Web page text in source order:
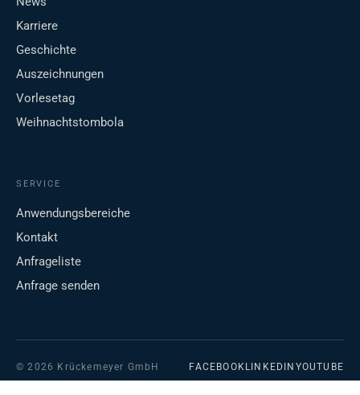
Karriere
Geschichte
Auszeichnungen
Vorlesetag
Weihnachtstombola
SERVICE
Anwendungsbereiche
Kontakt
Anfrageliste
Anfrage senden
© 2026 Krückemeyer GmbH FACEBOOK LINKEDIN YOUTUBE